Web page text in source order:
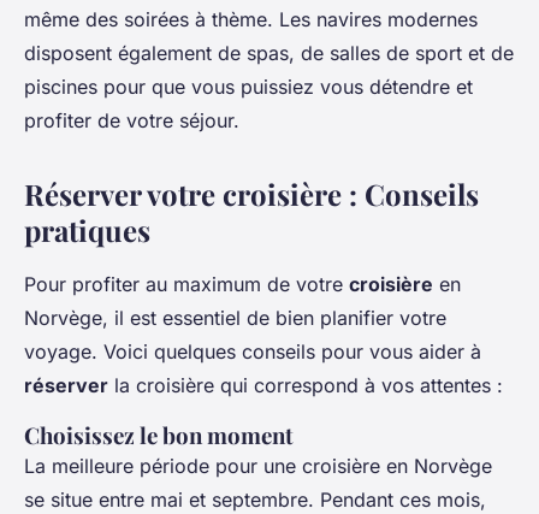
même des soirées à thème. Les navires modernes
disposent également de spas, de salles de sport et de
piscines pour que vous puissiez vous détendre et
profiter de votre séjour.
Réserver votre croisière : Conseils
pratiques
Pour profiter au maximum de votre croisière en
Norvège, il est essentiel de bien planifier votre
voyage. Voici quelques conseils pour vous aider à
réserver la croisière qui correspond à vos attentes :
Choisissez le bon moment
La meilleure période pour une croisière en Norvège
se situe entre mai et septembre. Pendant ces mois,